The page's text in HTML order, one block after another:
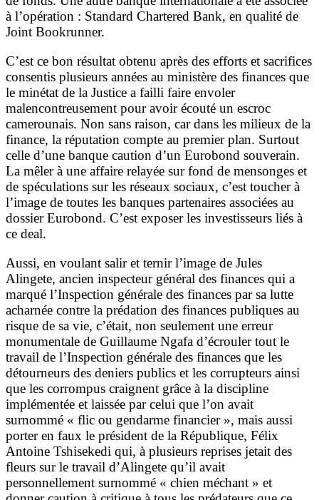
à l’opération : Standard Chartered Bank, en qualité de
Joint Bookrunner.
C’est ce bon résultat obtenu après des efforts et sacrifices
consentis plusieurs années au ministère des finances que
le minétat de la Justice a failli faire envoler
malencontreusement pour avoir écouté un escroc
camerounais. Non sans raison, car dans les milieux de la
finance, la réputation compte au premier plan. Surtout
celle d’une banque caution d’un Eurobond souverain.
La mêler à une affaire relayée sur fond de mensonges et
de spéculations sur les réseaux sociaux, c’est toucher à
l’image de toutes les banques partenaires associées au
dossier Eurobond. C’est exposer les investisseurs liés à
ce deal.
Aussi, en voulant salir et ternir l’image de Jules
Alingete, ancien inspecteur général des finances qui a
marqué l’Inspection générale des finances par sa lutte
acharnée contre la prédation des finances publiques au
risque de sa vie, c’était, non seulement une erreur
monumentale de Guillaume Ngafa d’écrouler tout le
travail de l’Inspection générale des finances que les
détourneurs des deniers publics et les corrupteurs ainsi
que les corrompus craignent grâce à la discipline
implémentée et laissée par celui que l’on avait
surnommé « flic ou gendarme financier », mais aussi
porter en faux le président de la République, Félix
Antoine Tshisekedi qui, à plusieurs reprises jetait des
fleurs sur le travail d’Alingete qu’il avait
personnellement surnommé « chien méchant » et